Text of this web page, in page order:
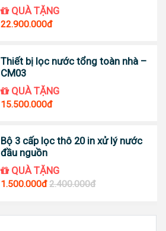
QUÀ TẶNG
22.900.000đ
Thiết bị lọc nước tổng toàn nhà –
CM03
QUÀ TẶNG
15.500.000đ
Bộ 3 cấp lọc thô 20 in xử lý nước
đầu nguồn
QUÀ TẶNG
1.500.000đ 2.400.000đ